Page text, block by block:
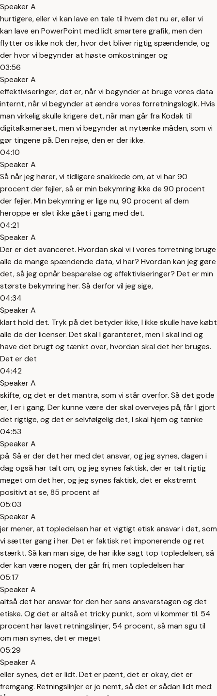
Speaker A
hurtigere, eller vi kan lave en tale til hvem det nu er, eller vi
kan lave en PowerPoint med lidt smartere grafik, men den
flytter os ikke nok der, hvor det bliver rigtig spændende, og
der hvor vi begynder at høste omkostninger og
03:56
Speaker A
effektiviseringer, det er, når vi begynder at bruge vores data
internt, når vi begynder at ændre vores forretningslogik. Hvis
man virkelig skulle krigere det, når man går fra Kodak til
digitalkameraet, men vi begynder at nytænke måden, som vi
gør tingene på. Den rejse, den er der ikke.
04:10
Speaker A
Så når jeg hører, vi tidligere snakkede om, at vi har 90
procent der fejler, så er min bekymring ikke de 90 procent
der fejler. Min bekymring er lige nu, 90 procent af dem
heroppe er slet ikke gået i gang med det.
04:21
Speaker A
Der er det avanceret. Hvordan skal vi i vores forretning bruge
alle de mange spændende data, vi har? Hvordan kan jeg gøre
det, så jeg opnår besparelse og effektiviseringer? Det er min
største bekymring her. Så derfor vil jeg sige,
04:34
Speaker A
klart hold det. Tryk på det betyder ikke, I ikke skulle have købt
alle de der licenser. Det skal I garanteret, men I skal ind og
have det brugt og tænkt over, hvordan skal det her bruges.
Det er det
04:42
Speaker A
skifte, og det er det mantra, som vi står overfor. Så det gode
er, I er i gang. Der kunne være der skal overvejes på, får I gjort
det rigtige, og det er selvfølgelig det, I skal hjem og tænke
04:53
Speaker A
på. Så er der det her med det ansvar, og jeg synes, dagen i
dag også har talt om, og jeg synes faktisk, der er talt rigtig
meget om det her, og jeg synes faktisk, det er ekstremt
positivt at se, 85 procent af
05:03
Speaker A
jer mener, at topledelsen har et vigtigt etisk ansvar i det, som
vi sætter gang i her. Det er faktisk ret imponerende og ret
stærkt. Så kan man sige, de har ikke sagt top topledelsen, så
der kan være nogen, der går fri, men topledelsen har
05:17
Speaker A
altså det her ansvar for den her sans ansvarstagen og det
etiske. Og det er altså et tricky punkt, som vi kommer til. 54
procent har lavet retningslinjer, 54 procent, så man sgu til
om man synes, det er meget
05:29
Speaker A
eller synes, det er lidt. Det er pænt, det er okay, det er
fremgang. Retningslinjer er jo nemt, så det er sådan lidt med: